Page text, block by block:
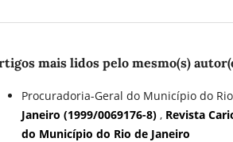
mais lidos pelo mesmo(s)
Procuradoria-Geral do Município do
Janeiro (1999/0069176-8) , Revista
do Município do Rio de Janeiro